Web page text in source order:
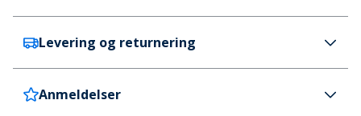
Crocs
Crocs Dame Baya Platform Træsko Truffle
Farve
Brun
Levering og returnering
Danmark
59 kr. (700 kr.+ GRATIS)
Anmeldelser